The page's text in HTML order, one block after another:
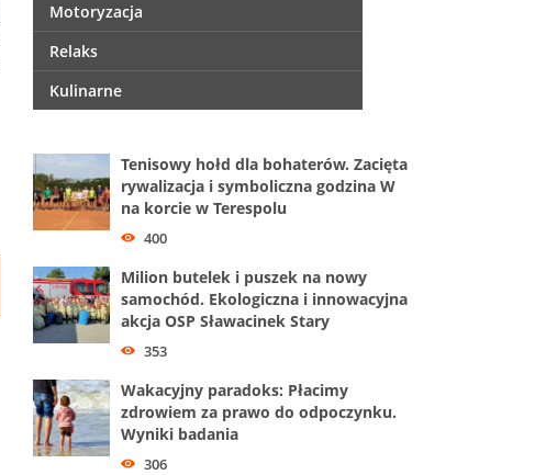
Motoryzacja
Relaks
Kulinarne
Tenisowy hołd dla bohaterów. Zacięta
rywalizacja i symboliczna godzina W
na korcie w Terespolu
400
Milion butelek i puszek na nowy
samochód. Ekologiczna i innowacyjna
akcja OSP Sławacinek Stary
353
Wakacyjny paradoks: Płacimy
zdrowiem za prawo do odpoczynku.
Wyniki badania
306